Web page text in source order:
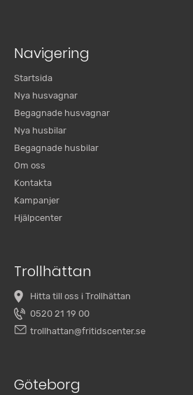
Navigering
Startsida
Nya husvagnar
Begagnade husvagnar
Nya husbilar
Begagnade husbilar
Om oss
Kontakta
Kampanjer
Hjälpcenter
Trollhättan
Hitta till oss i Trollhättan
0520 21 19 00
trollhattan@fritidscenter.se
Göteborg